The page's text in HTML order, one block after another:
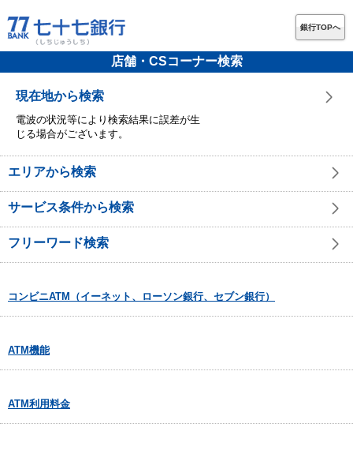
銀行TOPへ
店舗・CSコーナー検索
現在地から検索
電波の状況等により検索結果に誤差が生
じる場合がございます。
エリアから検索
サービス条件から検索
フリーワード検索
コンビニATM（イーネット、ローソン銀行、セブン銀行）
ATM機能
ATM利用料金